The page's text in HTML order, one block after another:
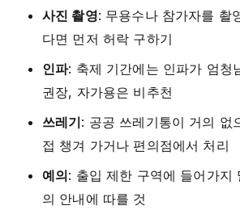
사진 촬영: 무용수나 참가자를 촬
다면 먼저 허락 구하기
인파: 축제 기간에는 인파가 엄청
권장, 자가용은 비추천
쓰레기: 공공 쓰레기통이 거의 없
접 챙겨 가거나 편의점에서 처리
예의: 출입 제한 구역에 들어가지
의 안내에 따를 것